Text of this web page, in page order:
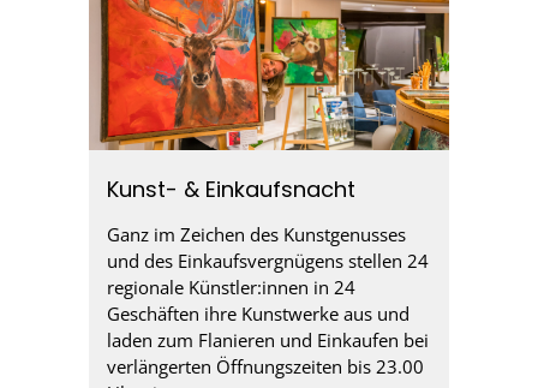
Kunst- & Einkaufsnacht
Ganz im Zeichen des Kunstgenusses
und des Einkaufsvergnügens stellen 24
regionale Künstler:innen in 24
Geschäften ihre Kunstwerke aus und
laden zum Flanieren und Einkaufen bei
verlängerten Öffnungszeiten bis 23.00